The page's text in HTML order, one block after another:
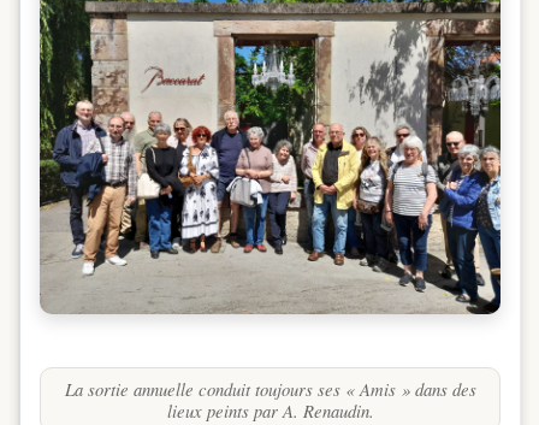
La sortie annuelle conduit toujours ses « Amis » dans des
lieux peints par A. Renaudin.